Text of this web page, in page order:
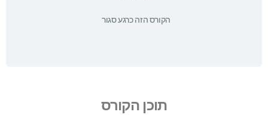
הקורס הזה כרגע סגור
תוכן הקורס